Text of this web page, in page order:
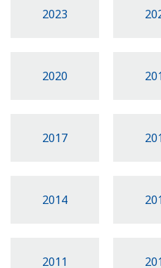
2023
2020
2017
2014
2011